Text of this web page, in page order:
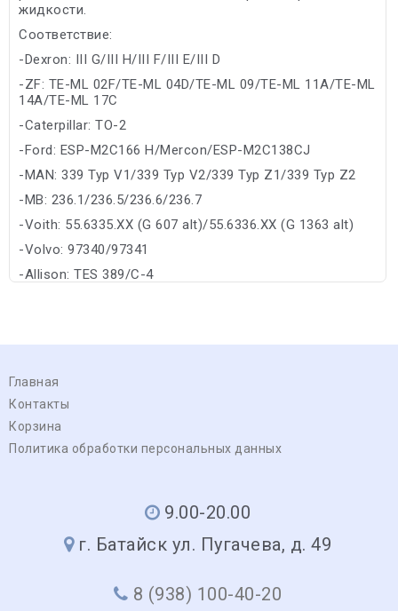
жидкости.
Соответствие:
-Dexron: III G/III H/III F/III E/III D
-ZF: TE-ML 02F/TE-ML 04D/TE-ML 09/TE-ML 11A/TE-ML
14A/TE-ML 17C
-Caterpillar: TO-2
-Ford: ESP-M2C166 H/Mercon/ESP-M2C138CJ
-MAN: 339 Typ V1/339 Typ V2/339 Typ Z1/339 Typ Z2
-MB: 236.1/236.5/236.6/236.7
-Voith: 55.6335.XX (G 607 alt)/55.6336.XX (G 1363 alt)
-Volvo: 97340/97341
-Allison: TES 389/C-4
Главная
Контакты
Корзина
Политика обработки персональных данных
9.00-20.00
г. Батайск ул. Пугачева, д. 49
8 (938) 100-40-20